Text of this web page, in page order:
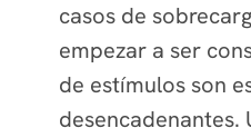
casos de
empezar a ser
de estímulos son
desencadenantes.